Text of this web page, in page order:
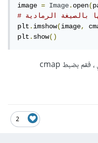
image = Image.open(
بالصيغة الرمادية
plt.imshow(image,
plt.show()
وإذا كنت تريد عرض عكس التدرج الرمادي ، فقم بضبط cmap
2